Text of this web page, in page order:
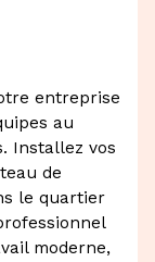
entreprise
au
Installez vos
de
le quartier
moderne,